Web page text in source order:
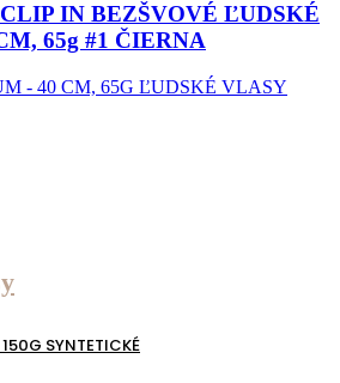
IN BEZŠVOVÉ ĽUDSKÉ
65g #1 ČIERNA
- 40 CM, 65G ĽUDSKÉ VLASY
SYNTETICKÉ